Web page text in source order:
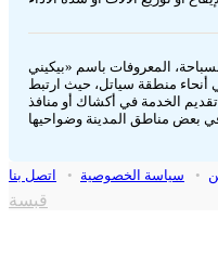
المعروفات باسم «بيكيني
أنحاء منطقة سياتل، حيث ارتبط
الخدمة في أكشاك أو منافذ
• سياسة الخصوصية • اتصل بنا
قبسة